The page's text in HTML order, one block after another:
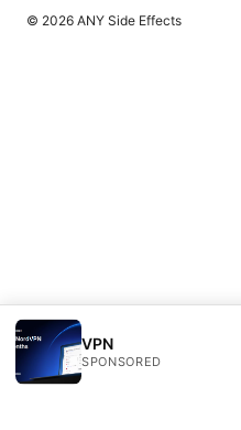
VPN
SPONSORED
© 2026 ANY Side Effects